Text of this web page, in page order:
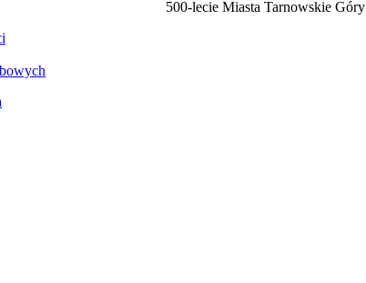
500-lecie Miasta Tarnowskie Góry